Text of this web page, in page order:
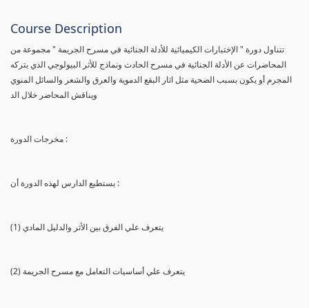
Course Description
تتناول دورة " الإختبارات الكيميائية للأدلة الجنائية في مسرح الجريمة " مجموعة من
المحاضرات عن الأدلة الجنائية في مسرح الحادث ونماذج للأثر البيولوجي الذي يتركه
المجرم أو يكون بسبب الضحية مثل اثار البقع الدموية والعرق والشعر والسائل المنوي
ويناقش المحاضر خلال الد
مخرجات الدورة :
يستطيع الدارس لهذه الدورة أن :
(1) يتعرف علي الفرق بين الأثر والدليل المادي
(2) يتعرف علي أساسيات التعامل مع مسرح الجريمة